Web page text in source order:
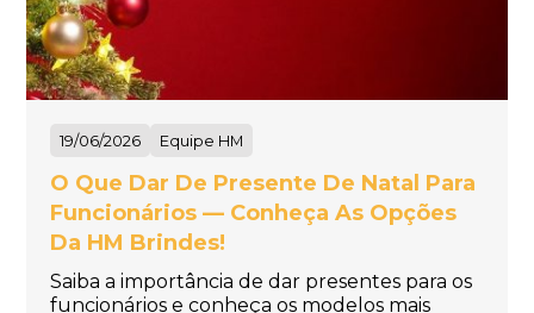
19/06/2026 Equipe HM
O Que Dar De Presente De Natal Para
Funcionários — Conheça As Opções
Da HM Brindes!
Saiba a importância de dar presentes para os
funcionários e conheça os modelos mais